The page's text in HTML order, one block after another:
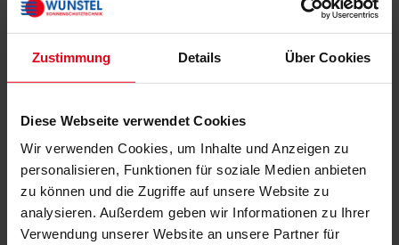
Zustimmung Details Über Cookies
Diese Webseite verwendet Cookies
Wir verwenden Cookies, um Inhalte und Anzeigen zu
personalisieren, Funktionen für soziale Medien anbieten
zu können und die Zugriffe auf unsere Website zu
analysieren. Außerdem geben wir Informationen zu Ihrer
Verwendung unserer Website an unsere Partner für
max. Breite: 2600 mm
max. Höhe: 3000 mm
max. Fläche: 7,5 m²
Anwendungsbereiche: Für Fenster, Türen,
Montage: An Wand und Decken sowie über
Klemmträger